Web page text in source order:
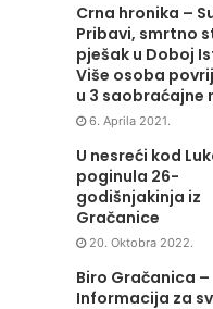
Crna hronika –
Pribavi, smrtno
pješak u Doboj
Više osoba
u 3 saobraćajne
6. Aprila 2021.
U nesreći kod
poginula 26-
godišnjakinja iz
Gračanice
20. Oktobra 2022.
Biro Gračanica –
Informacija za